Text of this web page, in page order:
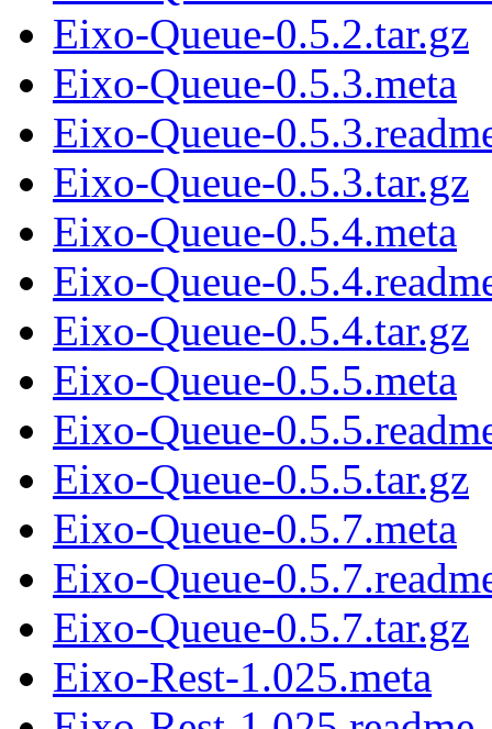
Eixo-Queue-0.5.2.tar.gz
Eixo-Queue-0.5.3.meta
Eixo-Queue-
Eixo-Queue-0.5.3.tar.gz
Eixo-Queue-0.5.4.meta
Eixo-Queue-
Eixo-Queue-0.5.4.tar.gz
Eixo-Queue-0.5.5.meta
Eixo-Queue-
Eixo-Queue-0.5.5.tar.gz
Eixo-Queue-0.5.7.meta
Eixo-Queue-
Eixo-Queue-0.5.7.tar.gz
Eixo-Rest-1.025.meta